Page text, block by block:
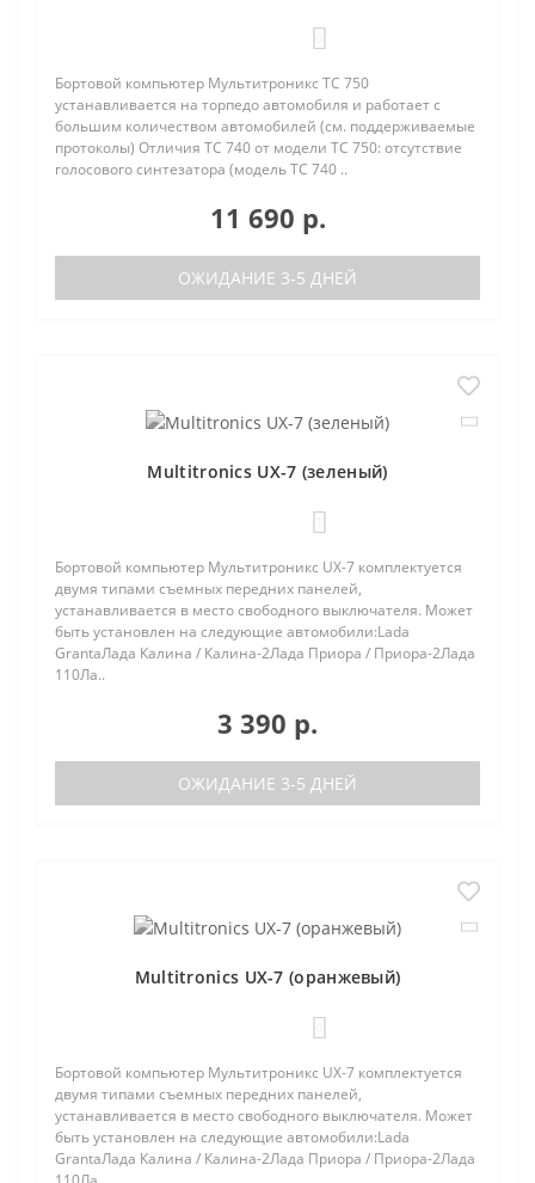
Бортовой компьютер Мультитроникс TC 750
устанавливается на торпедо автомобиля и работает с
большим количеством автомобилей (см. поддерживаемые
протоколы) Отличия TC 740 от модели TC 750: отсутствие
голосового синтезатора (модель TC 740 ..
11 690 р.
ОЖИДАНИЕ 3-5 ДНЕЙ
Multitronics UX-7 (зеленый)
Бортовой компьютер Мультитроникс UX-7 комплектуется
двумя типами съемных передних панелей,
устанавливается в место свободного выключателя. Может
быть установлен на следующие автомобили:Lada
GrantaЛада Калина / Калина-2Лада Приора / Приора-2Лада
110Ла..
3 390 р.
ОЖИДАНИЕ 3-5 ДНЕЙ
Multitronics UX-7 (оранжевый)
Бортовой компьютер Мультитроникс UX-7 комплектуется
двумя типами съемных передних панелей,
устанавливается в место свободного выключателя. Может
быть установлен на следующие автомобили:Lada
GrantaЛада Калина / Калина-2Лада Приора / Приора-2Лада